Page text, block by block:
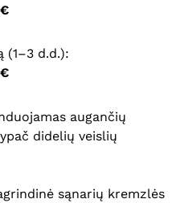
(1–3 d.d.):
augančių
didelių veislių
sąnarių kremzlės